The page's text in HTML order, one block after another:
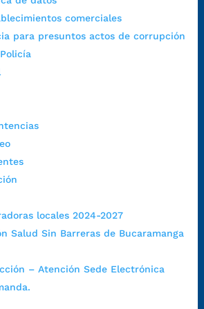
comerciales
para presuntos actos de corrupción
locales 2024-2027
Salud Sin Barreras de Bucaramanga
– Atención Sede Electrónica
disciplinaria:
gobierno-ciudadanos-
de-control-interno-disciplinario/